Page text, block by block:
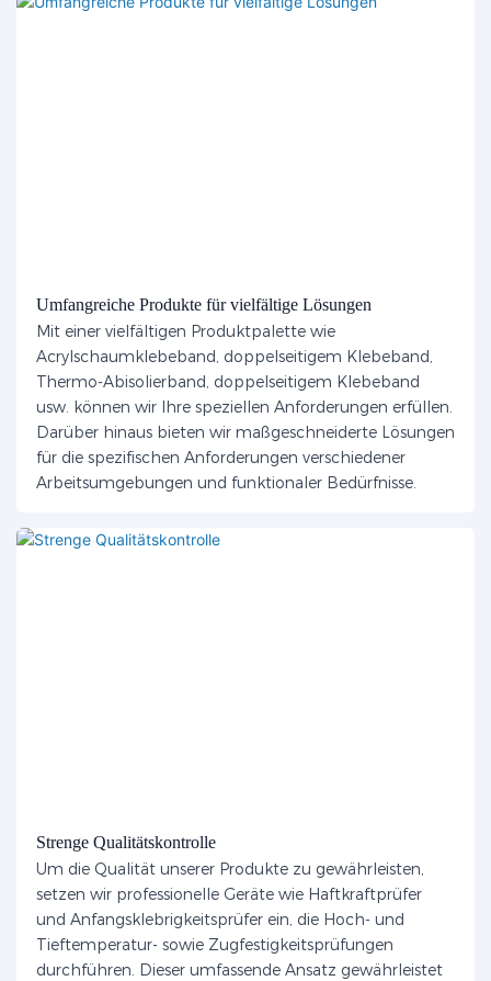
Umfangreiche Produkte für vielfältige Lösungen
Mit einer vielfältigen Produktpalette wie
Acrylschaumklebeband, doppelseitigem Klebeband,
Thermo-Abisolierband, doppelseitigem Klebeband
usw. können wir Ihre speziellen Anforderungen erfüllen.
Darüber hinaus bieten wir maßgeschneiderte Lösungen
für die spezifischen Anforderungen verschiedener
Arbeitsumgebungen und funktionaler Bedürfnisse.
Strenge Qualitätskontrolle
Um die Qualität unserer Produkte zu gewährleisten,
setzen wir professionelle Geräte wie Haftkraftprüfer
und Anfangsklebrigkeitsprüfer ein, die Hoch- und
Tieftemperatur- sowie Zugfestigkeitsprüfungen
durchführen. Dieser umfassende Ansatz gewährleistet